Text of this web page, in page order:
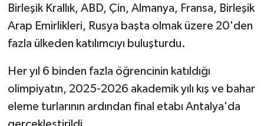
Birleşik Krallık, ABD, Çin, Almanya, Fransa, Birleşik
Arap Emirlikleri, Rusya başta olmak üzere 20'den
fazla ülkeden katılımcıyı buluşturdu.
Her yıl 6 binden fazla öğrencinin katıldığı
olimpiyatın, 2025-2026 akademik yılı kış ve bahar
eleme turlarının ardından final etabı Antalya'da